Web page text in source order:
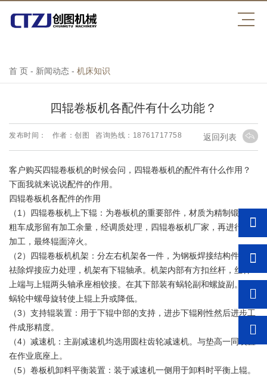
万搏官方网页版_万搏(中国)
首 页 - 新闻动态 - 机床知识
四辊卷板机各配件有什么功能？
发布时间： 作者：创图 咨询热线：18761717758 返回列表
客户购买四辊卷板机的时候会问，四辊卷板机的配件有什么作用？
下面我就来说说配件的作用。
四辊卷板机各配件的作用
（1）四辊卷板机上下辊：为卷板机的重要部件，材质为精制锻件，
粗车成形留有加工余量，经调质处理，四辊卷板机厂家，再进行精
加工，最终辊面淬火。
（2）四辊卷板机机架：分左右机架各一件，为钢板焊接结构件，经
祛除焊接应力处理，机架有下辊轴承。机架内部有方扣丝杆，丝杆
上端与上辊两头轴承座相铰接。在其下部装有蜗轮副和螺旋副。靠
蜗轮中螺母旋转使上辊上升或降低。
（3）支持辊装置：用于下辊中部的支持，进步下辊刚性然后进步工
件成形精度。
（4）减速机：主副减速机均选用圆柱齿轮减速机。与垫高一同装置
在作业底座上。
（5）卷板机卸料平衡装置：装于减速机一侧用于卸料时平衡上辊。